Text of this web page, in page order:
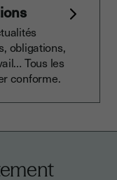
obligations,
Tous les
conforme.